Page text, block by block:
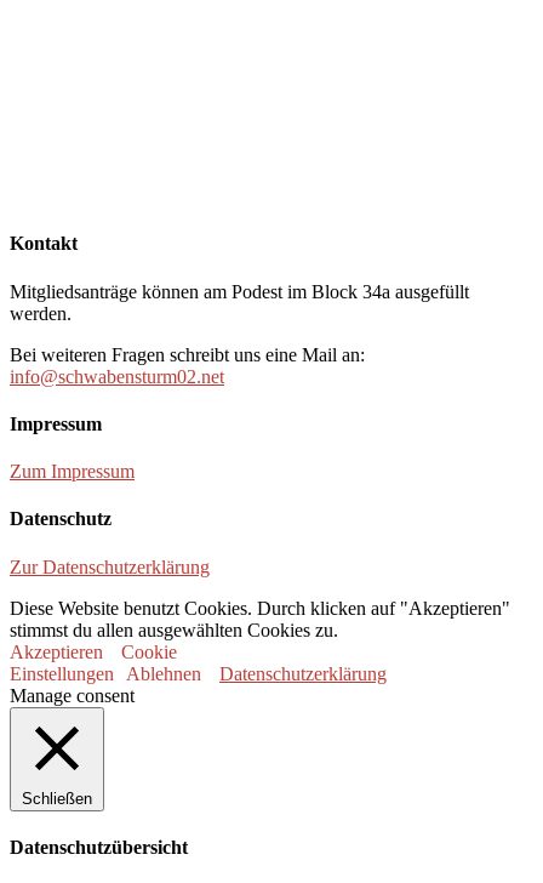
Kontakt
Mitgliedsanträge können am Podest im Block 34a ausgefüllt
werden.
Bei weiteren Fragen schreibt uns eine Mail an:
info@schwabensturm02.net
Impressum
Zum Impressum
Datenschutz
Zur Datenschutzerklärung
Diese Website benutzt Cookies. Durch klicken auf "Akzeptieren"
stimmst du allen ausgewählten Cookies zu.
Akzeptieren
Cookie
Einstellungen
Ablehnen
Datenschutzerklärung
Manage consent
Schließen
Datenschutzübersicht